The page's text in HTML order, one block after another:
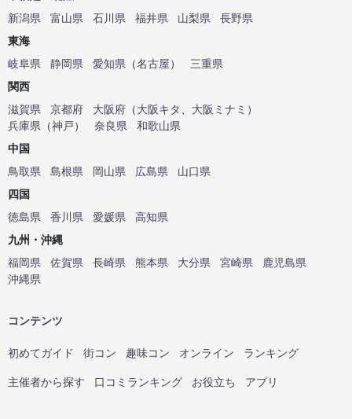
新潟県
富山県 石川県 福井県 山梨県
長野県
東海
岐阜県
静岡県 愛知県 （名古屋）
三重県
関西
滋賀県
京都府 大阪府 （大阪キタ、 大阪ミナミ ）
兵庫県 （神戸） 奈良県
和歌山県
中国
鳥取県
島根県 岡山県 広島県
山口県
四国
徳島県
香川県 愛媛県
高知県
九州・沖縄
福岡県
佐賀県 長崎県 熊本県 大分県 宮崎県
鹿児島県
沖縄県
コンテンツ
初めてガイド 街コン 趣味コン オンライン ランキング
主催者から探す 口コミランキング お役立ち アプリ